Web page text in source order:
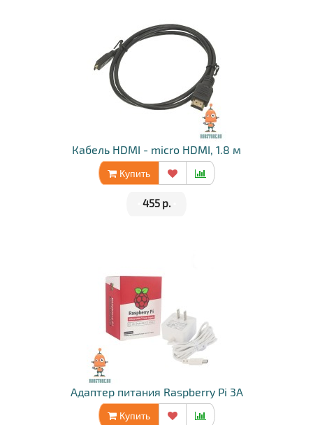
Кабель HDMI - micro HDMI, 1.8 м
Купить
455 р.
Адаптер питания Raspberry Pi 3A
Купить